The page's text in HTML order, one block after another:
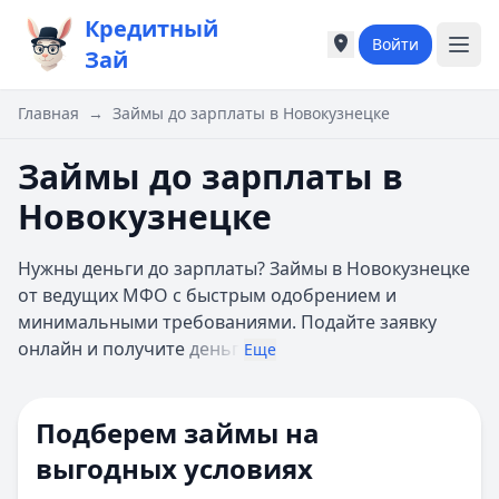
Кредитный
Зай
Города России
Москва
Казань
Б
Барнаул
Белгород
Города России
Москва
Казань
Б
Барнаул
Белгород
Войти
Главная → Займы до зарплаты в Новокузнецке
Займы до зарплаты в
Новокузнецке
Нужны деньги до зарплаты? Займы в Новокузнецке
от ведущих МФО с быстрым одобрением и
минимальными требованиями. Подайте заявку
онлайн и получитеденьг Еще
Подберем займы на
выгодных условиях